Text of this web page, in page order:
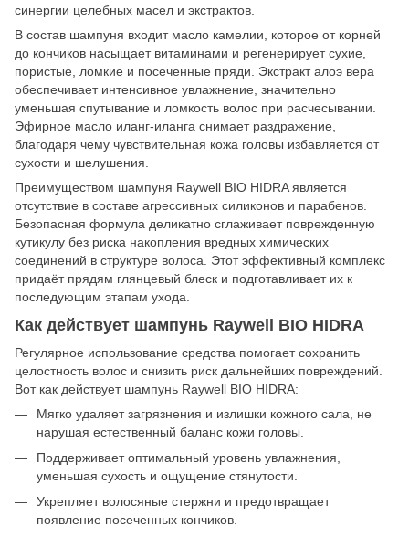
синергии целебных масел и экстрактов.
В состав шампуня входит масло камелии, которое от корней
до кончиков насыщает витаминами и регенерирует сухие,
пористые, ломкие и посеченные пряди. Экстракт алоэ вера
обеспечивает интенсивное увлажнение, значительно
уменьшая спутывание и ломкость волос при расчесывании.
Эфирное масло иланг-иланга снимает раздражение,
благодаря чему чувствительная кожа головы избавляется от
сухости и шелушения.
Преимуществом шампуня Raywell BIO HIDRA является
отсутствие в составе агрессивных силиконов и парабенов.
Безопасная формула деликатно сглаживает поврежденную
кутикулу без риска накопления вредных химических
соединений в структуре волоса. Этот эффективный комплекс
придаёт прядям глянцевый блеск и подготавливает их к
последующим этапам ухода.
Как действует шампунь Raywell BIO HIDRA
Регулярное использование средства помогает сохранить
целостность волос и снизить риск дальнейших повреждений.
Вот как действует шампунь Raywell BIO HIDRA:
Мягко удаляет загрязнения и излишки кожного сала, не
нарушая естественный баланс кожи головы.
Поддерживает оптимальный уровень увлажнения,
уменьшая сухость и ощущение стянутости.
Укрепляет волосяные стержни и предотвращает
появление посеченных кончиков.